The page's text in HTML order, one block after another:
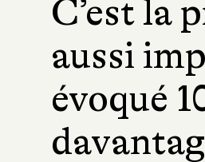
C’est la
aussi
évoqué